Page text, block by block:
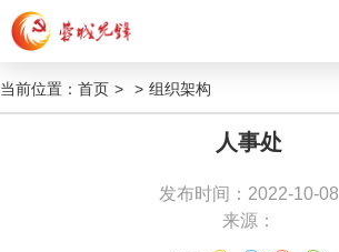
当前位置： 首页 > > 组织架构
人事处
发布时间：2022-10-08
来源：